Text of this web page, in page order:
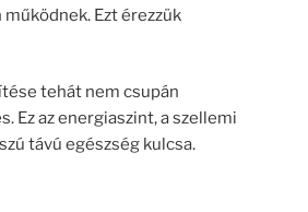
Ezt érezzük
tehát nem csupán
Ez az energiaszint, a szellemi
távú egészség kulcsa.